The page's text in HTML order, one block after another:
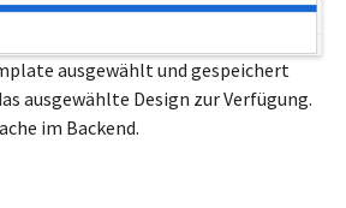
ausgewählt und gespeichert
ausgewählte Design zur Verfügung.
im Backend.